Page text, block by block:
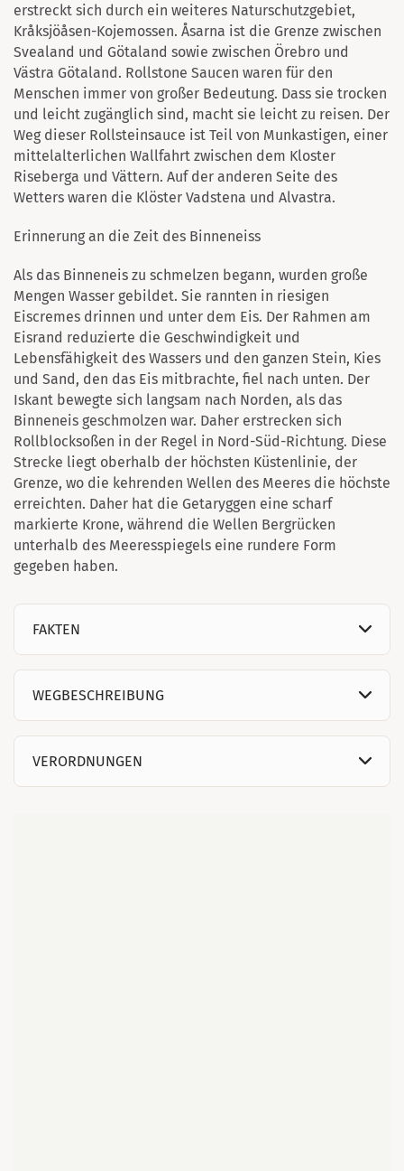
erstreckt sich durch ein weiteres Naturschutzgebiet,
Kråksjöåsen-Kojemossen. Åsarna ist die Grenze zwischen
Svealand und Götaland sowie zwischen Örebro und
Västra Götaland. Rollstone Saucen waren für den
Menschen immer von großer Bedeutung. Dass sie trocken
und leicht zugänglich sind, macht sie leicht zu reisen. Der
Weg dieser Rollsteinsauce ist Teil von Munkastigen, einer
mittelalterlichen Wallfahrt zwischen dem Kloster
Riseberga und Vättern. Auf der anderen Seite des
Wetters waren die Klöster Vadstena und Alvastra.
Erinnerung an die Zeit des Binneneiss
Als das Binneneis zu schmelzen begann, wurden große
Mengen Wasser gebildet. Sie rannten in riesigen
Eiscremes drinnen und unter dem Eis. Der Rahmen am
Eisrand reduzierte die Geschwindigkeit und
Lebensfähigkeit des Wassers und den ganzen Stein, Kies
und Sand, den das Eis mitbrachte, fiel nach unten. Der
Iskant bewegte sich langsam nach Norden, als das
Binneneis geschmolzen war. Daher erstrecken sich
Rollblocksoßen in der Regel in Nord-Süd-Richtung. Diese
Strecke liegt oberhalb der höchsten Küstenlinie, der
Grenze, wo die kehrenden Wellen des Meeres die höchste
erreichten. Daher hat die Getaryggen eine scharf
markierte Krone, während die Wellen Bergrücken
unterhalb des Meeresspiegels eine rundere Form
gegeben haben.
FAKTEN
WEGBESCHREIBUNG
VERORDNUNGEN